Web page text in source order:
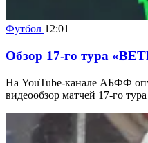
Футбол 12:01
Обзор 17-го тура
На YouTube-канале АБФФ
видеообзор матчей 17-го